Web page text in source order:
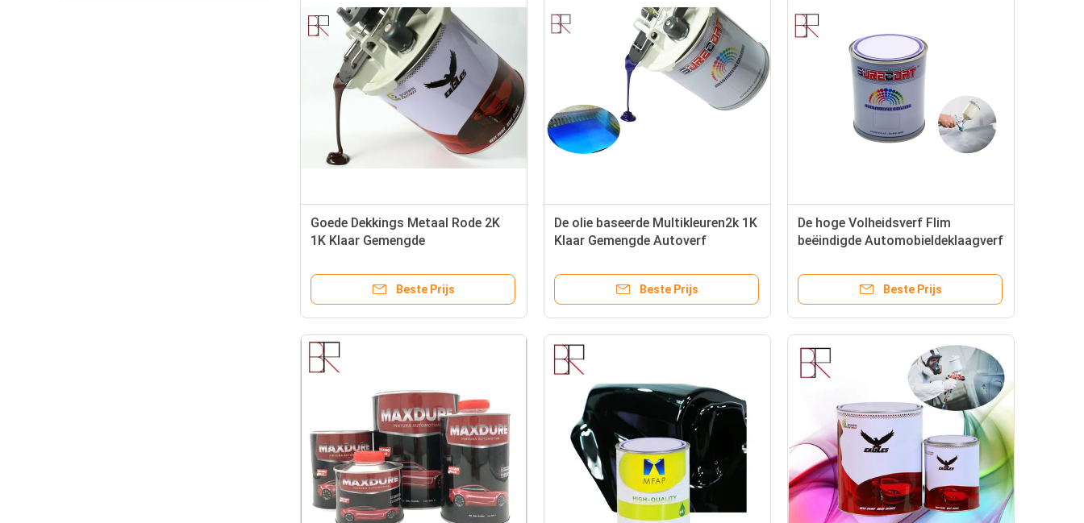
Goede Dekkings Metaal Rode 2K
1K Klaar Gemengde
Beste Prijs
De olie baseerde Multikleuren2k 1K
Klaar Gemengde Autoverf
Beste Prijs
De hoge Volheidsverf Flim
beëindigde Automobieldeklaagverf
Beste Prijs